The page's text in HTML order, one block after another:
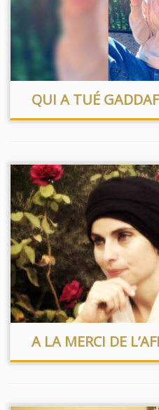
QUI A TUÉ
A LA MERCI DE